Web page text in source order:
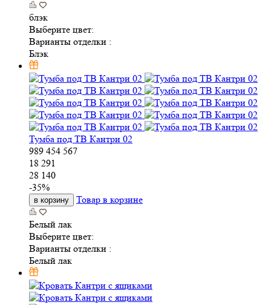
блэк
Выберите цвет:
Варианты отделки :
Блэк
Тумба под ТВ Кантри 02
989 454 567
18 291
28 140
-35%
в корзину Товар в корзине
Белый лак
Выберите цвет:
Варианты отделки :
Белый лак